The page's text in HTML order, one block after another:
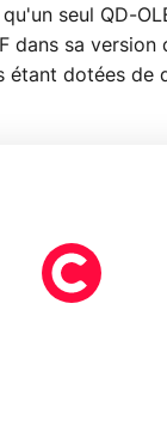
seul QD-
dans sa version
étant dotées de